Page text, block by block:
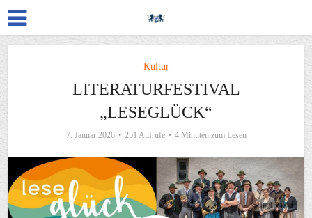
Kultur
LITERATURFESTIVAL
„LESEGLÜCK“
7. Januar 2026 251 Aufrufe 4 Minuten zum Lesen